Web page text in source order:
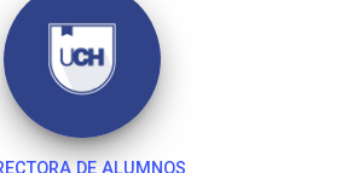
DE ALUMNOS